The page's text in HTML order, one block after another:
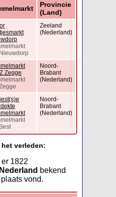
Provincie
(Land)
Zeeland
(Nederland)
Zegge
Noord-
Brabant
(Nederland)
Noord-
Brabant
(Nederland)
verleden:
1822
Nederland bekend
vond.